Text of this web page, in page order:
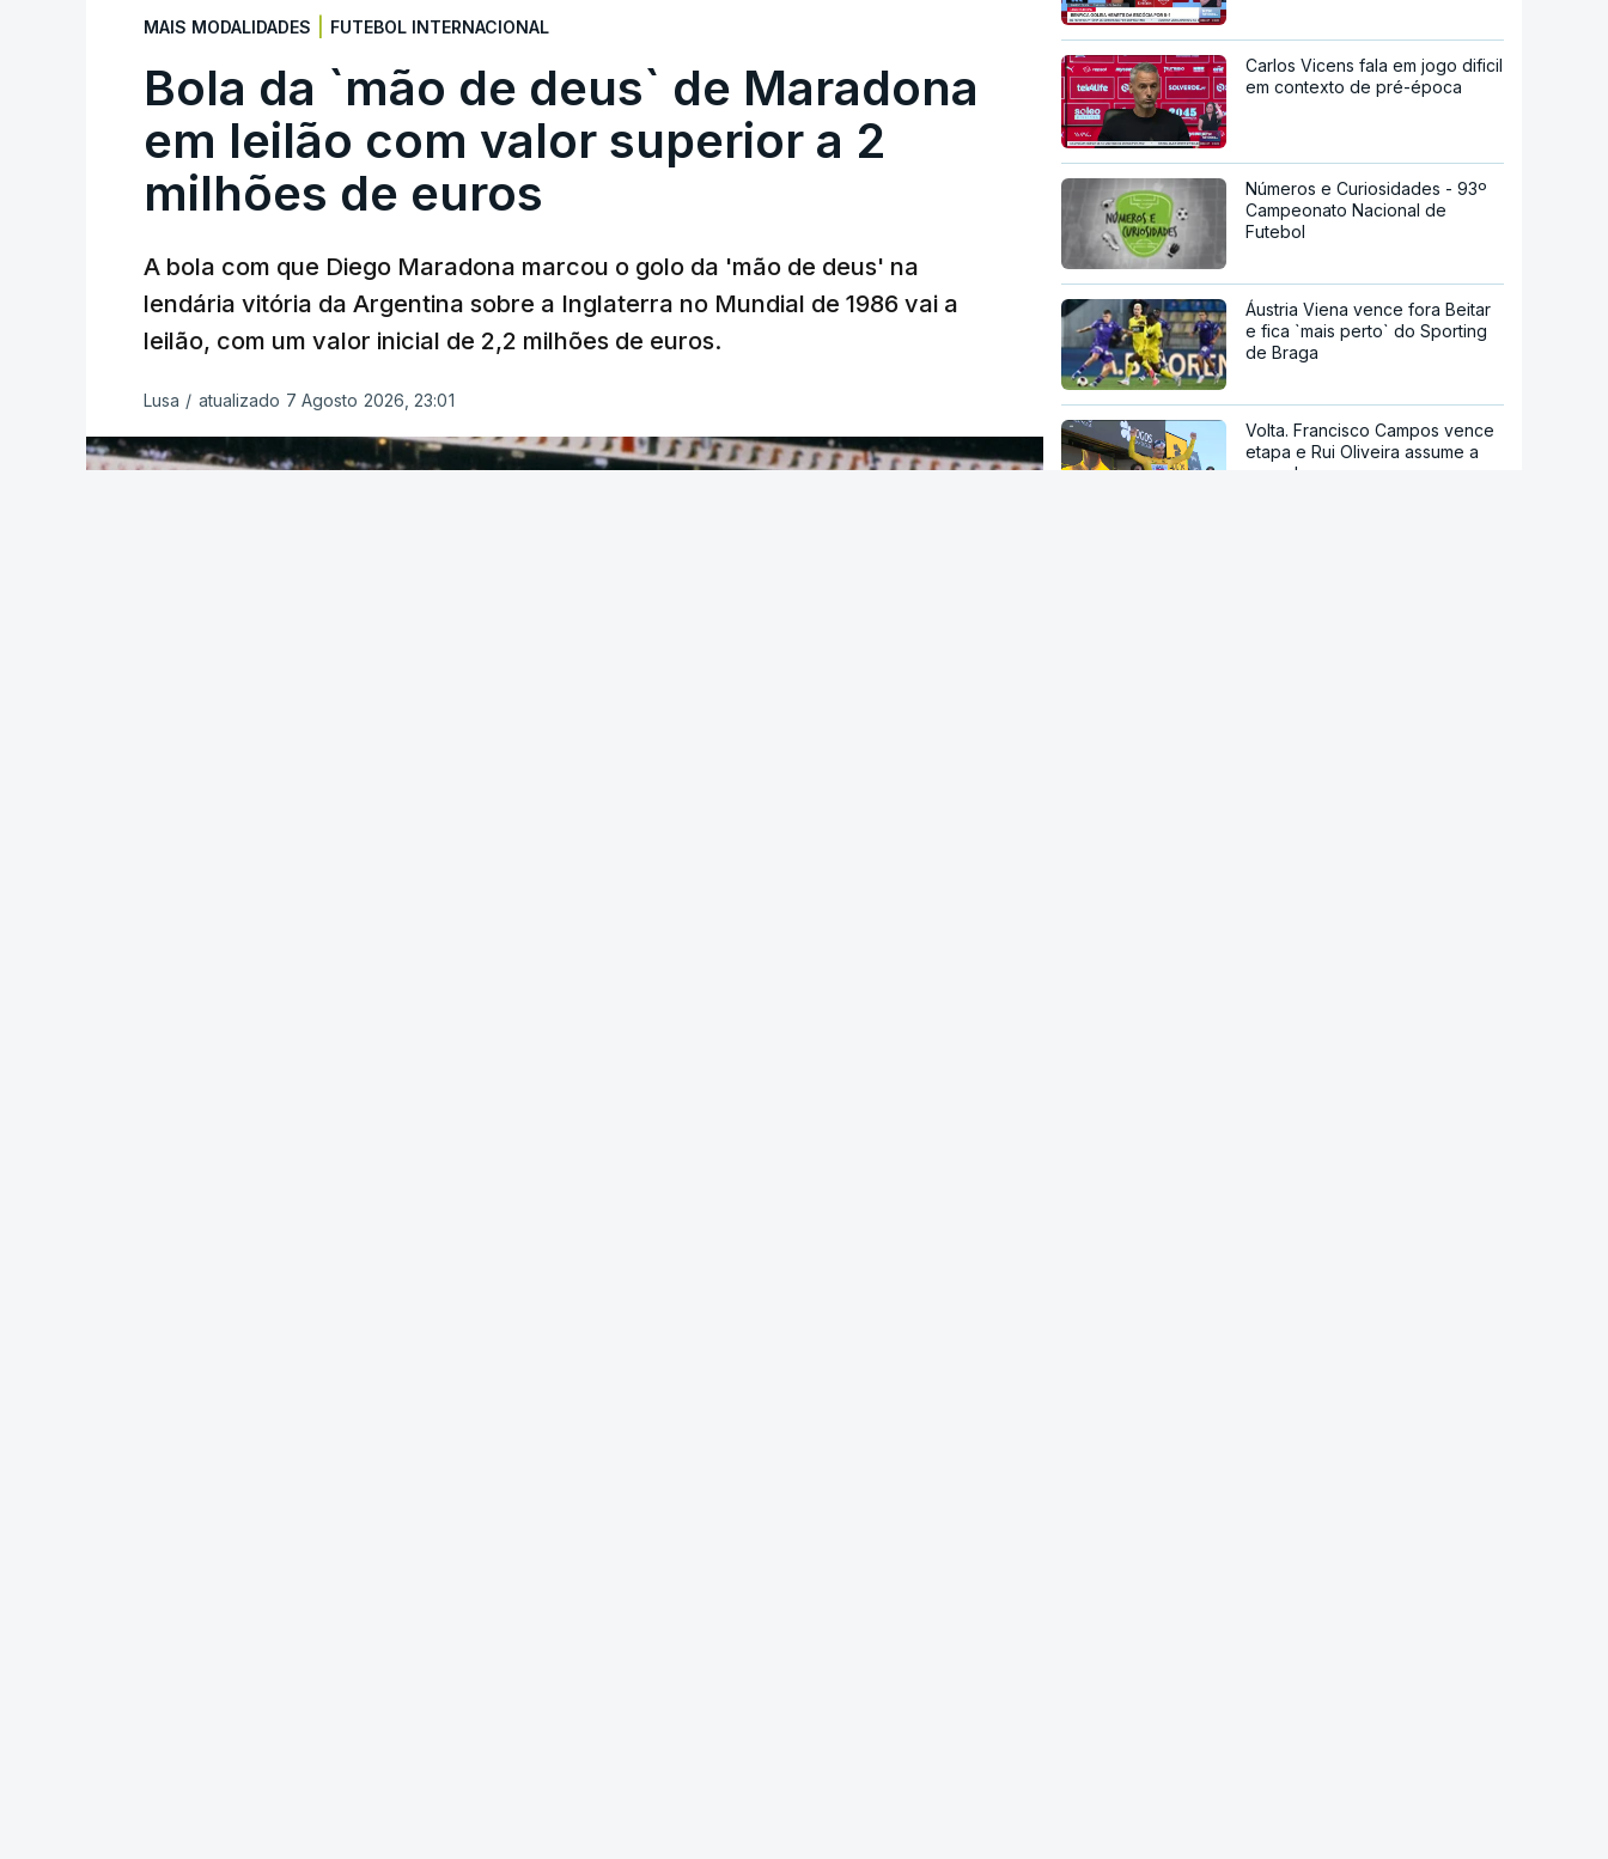
MAIS MODALIDADES FUTEBOL INTERNACIONAL
Bola da `mão de deus` de Maradona
em leilão com valor superior a 2
milhões de euros
A bola com que Diego Maradona marcou o golo da 'mão de deus' na
lendária vitória da Argentina sobre a Inglaterra no Mundial de 1986 vai a
leilão, com um valor inicial de 2,2 milhões de euros.
Lusa / atualizado 7 Agosto 2026, 23:01
Carlos Vicens fala em jogo dificil
em contexto de pré-época
Números e Curiosidades - 93º
Campeonato Nacional de
Futebol
Áustria Viena vence fora Beitar
e fica `mais perto` do Sporting
de Braga
Volta. Francisco Campos vence
etapa e Rui Oliveira assume a
amarela